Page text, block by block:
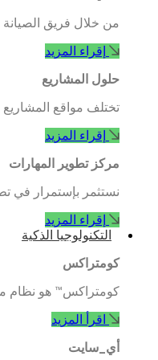
من خلال فريق
إقراء المزيد
حلول المشاريع
تختلف مواقع المشاريع
إقراء المزيد
مركز تطوير المهارات
نستثمر بإستمرار في
إقراء المزيد
التكنولوجيا الذكية
كومتراكس
كومتراكس™ هو نظام
اقرأ المزيد
أي_سايت